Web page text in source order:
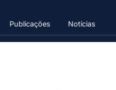
Publicações Notícias